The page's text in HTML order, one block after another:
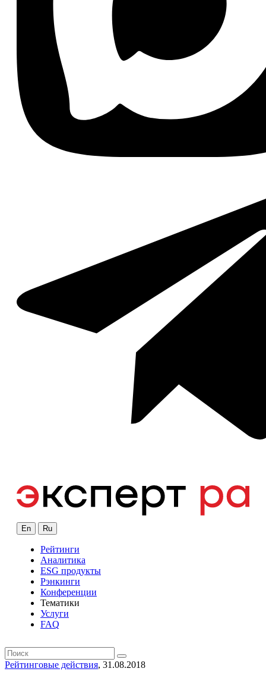
En Ru
Рейтинги
Аналитика
ESG продукты
Рэнкинги
Конференции
Тематики
Услуги
FAQ
Рейтинговые действия, 31.08.2018